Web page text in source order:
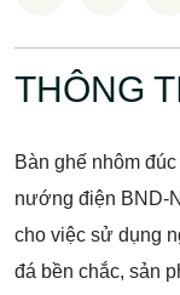
THÔNG
Bàn ghế nhôm
nướng điện BND-
cho việc sử dụng
đá bền chắc, sản